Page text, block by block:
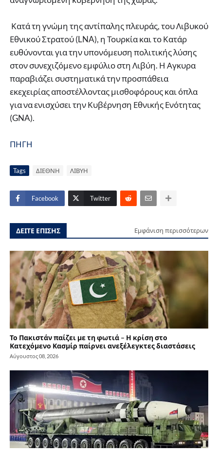
Κατά τη γνώμη της αντίπαλης πλευράς, του Λιβυκού
Εθνικού Στρατού (LNA), η Τουρκία και το Κατάρ
ευθύνονται για την υπονόμευση πολιτικής λύσης
στον συνεχιζόμενο εμφύλιο στη Λιβύη. Η Αγκυρα
παραβιάζει συστηματικά την προσπάθεια
εκεχειρίας αποστέλλοντας μισθοφόρους και όπλα
για να ενισχύσει την Κυβέρνηση Εθνικής Ενότητας
(GNA).
ΠΗΓΗ
Tags ΔΙΕΘΝΗ ΛΙΒΥΗ
Facebook Twitter
ΔΕΙΤΕ ΕΠΙΣΗΣ Εμφάνιση περισσότερων
Το Πακιστάν παίζει με τη φωτιά – Η κρίση στο
Κατεχόμενο Κασμίρ παίρνει ανεξέλεγκτες διαστάσεις
Αύγουστος 08, 2026